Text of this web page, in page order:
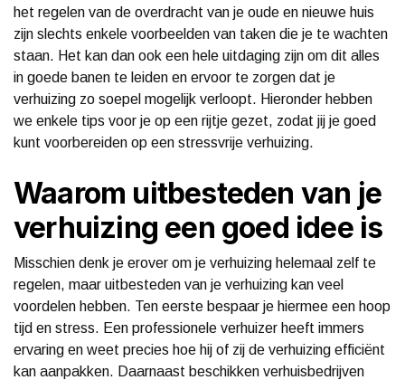
het regelen van de overdracht van je oude en nieuwe huis
zijn slechts enkele voorbeelden van taken die je te wachten
staan. Het kan dan ook een hele uitdaging zijn om dit alles
in goede banen te leiden en ervoor te zorgen dat je
verhuizing zo soepel mogelijk verloopt. Hieronder hebben
we enkele tips voor je op een rijtje gezet, zodat jij je goed
kunt voorbereiden op een stressvrije verhuizing.
Waarom uitbesteden van je
verhuizing een goed idee is
Misschien denk je erover om je verhuizing helemaal zelf te
regelen, maar uitbesteden van je verhuizing kan veel
voordelen hebben. Ten eerste bespaar je hiermee een hoop
tijd en stress. Een professionele verhuizer heeft immers
ervaring en weet precies hoe hij of zij de verhuizing efficiënt
kan aanpakken. Daarnaast beschikken verhuisbedrijven